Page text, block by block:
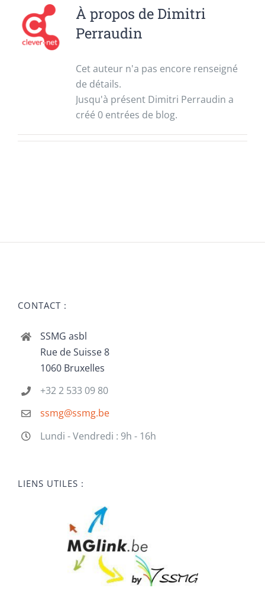
À propos de Dimitri
Perraudin
Cet auteur n'a pas encore renseigné
de détails.
Jusqu'à présent Dimitri Perraudin a
créé 0 entrées de blog.
CONTACT :
SSMG asbl
Rue de Suisse 8
1060 Bruxelles
+32 2 533 09 80
ssmg@ssmg.be
Lundi - Vendredi : 9h - 16h
LIENS UTILES :